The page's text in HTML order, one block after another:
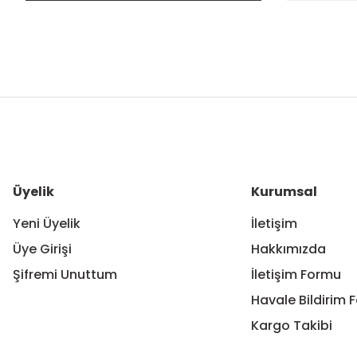
Ürün bilgilerinde hatalar bulunuyor.
Üyelik
Yeni Üyelik
Üye Girişi
Şifremi Unuttum
Kurumsal
İletişim
Hakkımızda
İletişim Formu
Havale Bildirim
Kargo Takibi